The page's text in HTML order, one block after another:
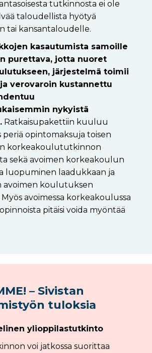
tutkinnosta ei ole
taloudellista hyötyä
tai kansantaloudelle.
kasautumista samoille
purettava, jotta nuoret
järjestelmä toimii
verovaroin kustannettu
nykyistä
Ratkaisupakettiin kuuluu
opintomaksuja toisen
korkeakoulututkinnon
sekä avoimen korkeakoulun
luopuminen laadukkaan ja
avoimen koulutuksen
avoimessa korkeakoulussa
pitäisi voida myöntää
– Sivistan
tuloksia
ylioppilastutkinto
voi jatkossa suorittaa